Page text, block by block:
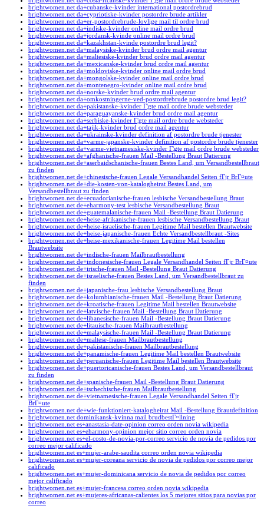
brightwomen.net da+cubanske-kvinder international postordrebrud
brightwomen.net da+cypriotiske-kvinder postordre brude artikler
brightwomen.net da+er-postordrebrude-lovlige mail til ordre brud
brightwomen.net da+indiske-kvinder online mail ordre brud
brightwomen.net da+jordansk-kvinde online mail ordre brud
brightwomen.net da+kazakhstan-kvinde postordre brud legit?
brightwomen.net da+malaysiske-kvinder brud ordre mail agentur
brightwomen.net da+maltesiske-kvinder brud ordre mail agentur
brightwomen.net da+mexicanske-kvinder brud ordre mail agentur
brightwomen.net da+moldoviske-kvinder online mail ordre brud
brightwomen.net da+mongolske-kvinder online mail ordre brud
brightwomen.net da+montenegro-kvinder online mail ordre brud
brightwomen.net da+norske-kvinder brud ordre mail agentur
brightwomen.net da+omkostningerne-ved-postordrebrude postordre brud legit?
brightwomen.net da+pakistanske-kvinder Г¦gte mail ordre brude websteder
brightwomen.net da+paraguayanske-kvinder brud ordre mail agentur
brightwomen.net da+serbiske-kvinder Г¦gte mail ordre brude websteder
brightwomen.net da+tajik-kvinder brud ordre mail agentur
brightwomen.net da+ukrainske-kvinder definition af postordre brude tjenester
brightwomen.net da+varme-japanske-kvinder definition af postordre brude tjenester
brightwomen.net da+varme-vietnamesiske-kvinder Г¦gte mail ordre brude websteder
brightwomen.net de+afghanische-frauen Mail -Bestellung Braut Datierung
brightwomen.net de+aserbaidschanische-frauen Bestes Land, um Versandbestellbraut
zu finden
brightwomen.net de+chinesische-frauen Legale Versandhandel Seiten fГјr BrГ¤ute
brightwomen.net de+die-kosten-von-katalogheirat Bestes Land, um
Versandbestellbraut zu finden
brightwomen.net de+ecuadorianische-frauen lesbische Versandbestellung Braut
brightwomen.net de+eharmony-test lesbische Versandbestellung Braut
brightwomen.net de+guatemalanische-frauen Mail -Bestellung Braut Datierung
brightwomen.net de+heise-afrikanische-frauen lesbische Versandbestellung Braut
brightwomen.net de+heise-israelische-frauen Legitime Mail bestellen Brautwebsite
brightwomen.net de+heise-japanische-frauen Echte Versandbestellbraut -Sites
brightwomen.net de+heise-mexikanische-frauen Legitime Mail bestellen
Brautwebsite
brightwomen.net de+indische-frauen Mailbrautbestellung
brightwomen.net de+indonesische-frauen Legale Versandhandel Seiten fГјr BrГ¤ute
brightwomen.net de+irische-frauen Mail -Bestellung Braut Datierung
brightwomen.net de+israelische-frauen Bestes Land, um Versandbestellbraut zu
finden
brightwomen.net de+japanische-frau lesbische Versandbestellung Braut
brightwomen.net de+kolumbianische-frauen Mail -Bestellung Braut Datierung
brightwomen.net de+kroatische-frauen Legitime Mail bestellen Brautwebsite
brightwomen.net de+latvische-frauen Mail -Bestellung Braut Datierung
brightwomen.net de+libanesische-frauen Mail -Bestellung Braut Datierung
brightwomen.net de+litauische-frauen Mailbrautbestellung
brightwomen.net de+malaysische-frauen Mail -Bestellung Braut Datierung
brightwomen.net de+maltese-frauen Mailbrautbestellung
brightwomen.net de+pakistanische-frauen Mailbrautbestellung
brightwomen.net de+panamische-frauen Legitime Mail bestellen Brautwebsite
brightwomen.net de+peruanische-frauen Legitime Mail bestellen Brautwebsite
brightwomen.net de+puertoricanische-frauen Bestes Land, um Versandbestellbraut
zu finden
brightwomen.net de+spanische-frauen Mail -Bestellung Braut Datierung
brightwomen.net de+tschechische-frauen Mailbrautbestellung
brightwomen.net de+vietnamesische-frauen Legale Versandhandel Seiten fГјr
BrГ¤ute
brightwomen.net de+wie-funktioniert-katalogheirat Mail -Bestellung Brautdefinition
brightwomen.net dominikansk-kvinna mail brudbestГ¤llning
brightwomen.net es+anastasia-date-opinion correo orden novia wikipedia
brightwomen.net es+eharmony-opinion mejor sitio correo orden novia
brightwomen.net es+el-costo-de-novia-por-correo servicio de novia de pedidos por
correo mejor calificado
brightwomen.net es+mujer-arabe-saudita correo orden novia wikipedia
brightwomen.net es+mujer-coreana servicio de novia de pedidos por correo mejor
calificado
brightwomen.net es+mujer-dominicana servicio de novia de pedidos por correo
mejor calificado
brightwomen.net es+mujer-francesa correo orden novia wikipedia
brightwomen.net es+mujeres-africanas-calientes los 5 mejores sitios para novias por
correo